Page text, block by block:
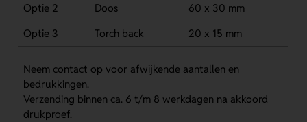
Optie 2
Doos
60 x 30 mm
Optie 3
Torch back 20 x 15 mm
Neem contact op voor afwijkende aantallen en
bedrukkingen.
Verzending binnen ca. 6 t/m 8 werkdagen na akkoord
drukproef.